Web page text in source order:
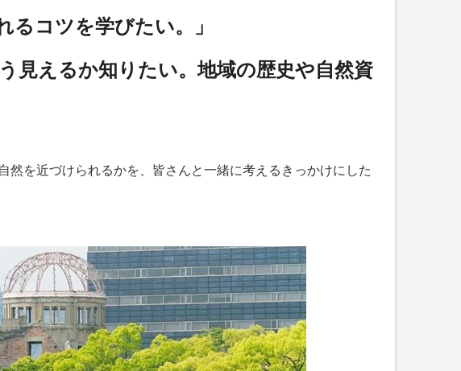
るコツを学びたい。」
見えるか知りたい。地域の歴史や自然資
を近づけられるかを、皆さんと一緒に考えるきっかけにした